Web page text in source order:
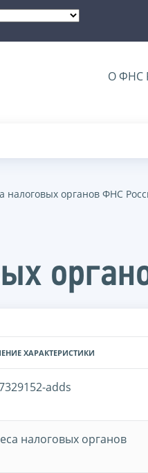
О ФНС
налоговых органов ФНС
ХАРАКТЕРИСТИКИ
adds
налоговых органов